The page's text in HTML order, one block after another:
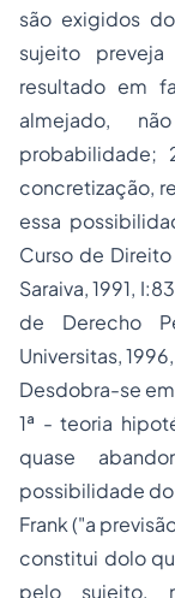
são exigidos
sujeito
resultado em
almejado,
probabilidade;
concretização,
essa
Curso de Direito
Saraiva, 1991,
de Derecho
Universitas,
Desdobra-se
1ª - teoria
quase
possibilidade do
Frank ("a
constitui dolo
pelo sujeito,